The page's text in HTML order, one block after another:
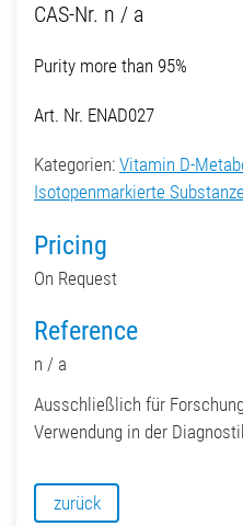
CAS-Nr. n / a
Purity more than 95%
Art. Nr. ENAD027
Kategorien: Vitamin D-
Isotopenmarkierte
Pricing
On Request
Reference
n / a
Ausschließlich für
Verwendung in der
zurück